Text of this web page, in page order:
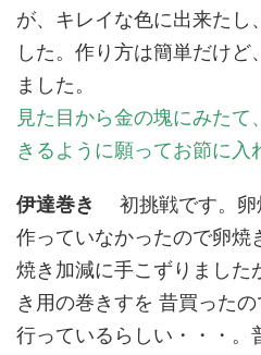
が、キレイな色に出来たし
した。作り方は簡単だけど
ました。
見た目から金の塊にみた
きるように願ってお節に入
伊達巻き
初挑戦です。卵
作っていなかったので卵焼
焼き加減に手こずりました
き用の巻きすを 昔買った
行っているらしい・・・。